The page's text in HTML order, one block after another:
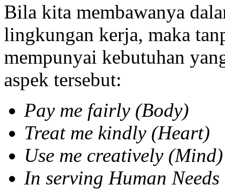
Bila kita membawanya
lingkungan kerja, maka
mempunyai kebutuhan
aspek tersebut:
Pay me fairly (Body)
Treat me kindly (Heart)
Use me creatively (Mind)
In serving Human